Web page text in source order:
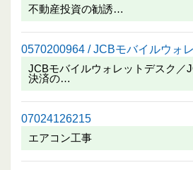
不動産投資の勧誘…
0570200964 / JCBモバイルウォ
JCBモバイルウォレットデスク／
決済の…
07024126215
エアコン工事